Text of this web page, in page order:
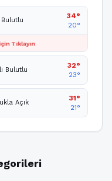
34°
20°
Tıklayın
Bulutlu
32°
23°
Açık
31°
21°